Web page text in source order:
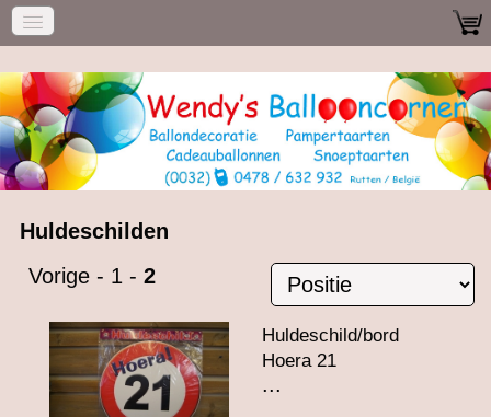
Huldeschilden
Vorige - 1 - 2
Huldeschild/bord
Hoera 21
...